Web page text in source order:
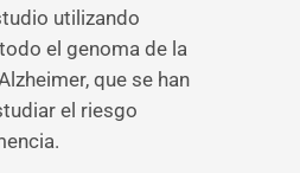
utilizando
el genoma de la
que se han
el riesgo